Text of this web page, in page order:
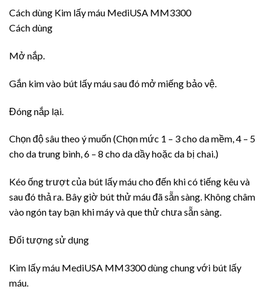
Cách dùng Kim lấy máu MediUSA MM3300
Cách dùng
Mở nắp.
Gắn kim vào bút lấy máu sau đó mở miếng bảo vệ.
Đóng nắp lại.
Chọn độ sâu theo ý muốn (Chọn mức 1 – 3 cho da mềm, 4 – 5
cho da trung bình, 6 – 8 cho da dầy hoặc da bị chai.)
Kéo ống trượt của bút lấy máu cho đến khi có tiếng kêu và
sau đó thả ra. Bây giờ bút thử máu đã sẵn sàng. Không châm
vào ngón tay bạn khi máy và que thử chưa sẵn sàng.
Đối tượng sử dụng
Kim lấy máu MediUSA MM3300 dùng chung với bút lấy
máu.